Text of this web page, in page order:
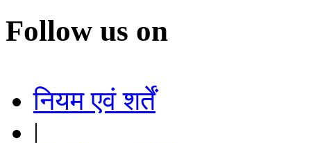
Follow us on
नियम एवं शर्तें
|